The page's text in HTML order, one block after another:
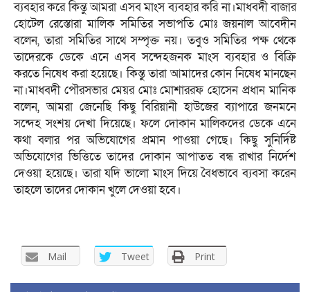
ব্যবহার করে কিন্তু আমরা এসব মাংস ব্যবহার করি না।মাধবদী বাজার
হোটেল রেস্তোরা মালিক সমিতির সভাপতি মোঃ জয়নাল আবেদীন
বলেন, তারা সমিতির সাথে সম্পৃক্ত নয়। তবুও সমিতির পক্ষ থেকে
তাদেরকে ডেকে এনে এসব সন্দেহজনক মাংস ব্যবহার ও বিক্রি
করতে নিষেধ করা হয়েছে। কিন্তু তারা আমাদের কোন নিষেধ মানছেন
না।মাধবদী পৌরসভার মেয়র মোঃ মোশাররফ হোসেন প্রধান মানিক
বলেন, আমরা জেনেছি কিছু বিরিয়ানী হাউজের ব্যাপারে জনমনে
সন্দেহ সংশয় দেখা দিয়েছে। ফলে দোকান মালিকদের ডেকে এনে
কথা বলার পর অভিযোগের প্রমান পাওয়া গেছে। কিছু সুনির্দিষ্ট
অভিযোগের ভিত্তিতে তাদের দোকান আপাতত বন্ধ রাখার নির্দেশ
দেওয়া হয়েছে। তারা যদি ভালো মাংস দিয়ে বৈধভাবে ব্যবসা করেন
তাহলে তাদের দোকান খুলে দেওয়া হবে।
Mail Tweet Print